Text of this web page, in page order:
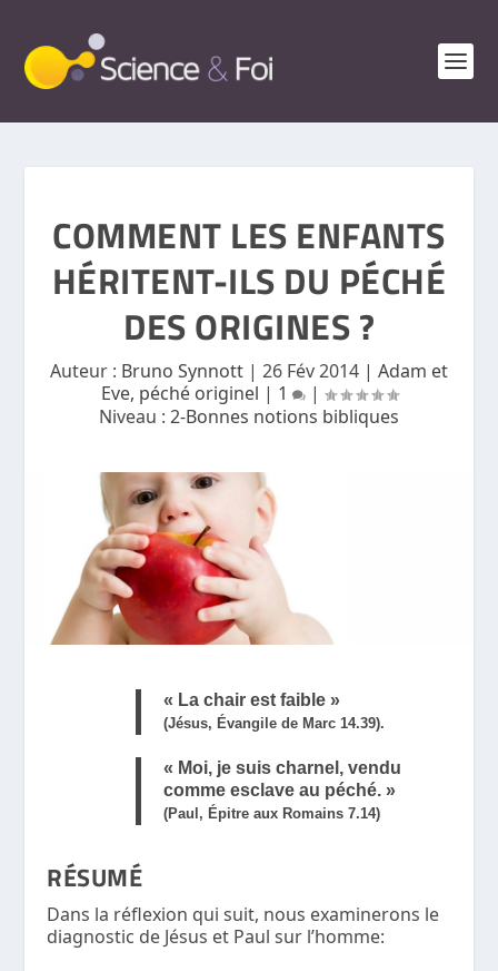
COMMENT LES ENFANTS
HÉRITENT-ILS DU PÉCHÉ
DES ORIGINES ?
Auteur : Bruno Synnott | 26 Fév 2014 | Adam et
Eve, péché originel | 1
|
Niveau : 2-Bonnes notions bibliques
« La chair est faible »
(Jésus, Évangile de Marc 14.39).
« Moi, je suis charnel, vendu
comme esclave au péché. »
(Paul, Épitre aux Romains 7.14)
RÉSUMÉ
Dans la réflexion qui suit, nous examinerons le
diagnostic de Jésus et Paul sur l’homme: